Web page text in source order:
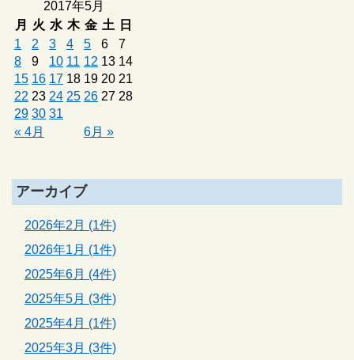
2017年5月
月
火 水 木 金 土 日
« 4月 6月 »
1 2 3 4 5 6
7
8
9 10 11 12 13 14
15 16 17 18 19 20 21
22 23 24 25 26 27 28
29 30 31
アーカイブ
2026年2月 (1件)
2026年1月 (1件)
2025年6月 (4件)
2025年5月 (3件)
2025年4月 (1件)
2025年3月 (3件)